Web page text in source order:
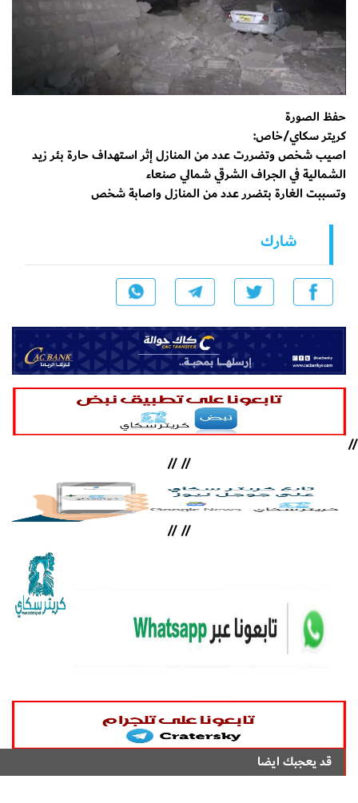
حفظ الصورة
كريتر سكاي/خاص:
اصيب شخص وتضررت عدد من المنازل إثر استهداف حارة بئر زيد
الشمالية في الجراف الشرقي شمالي صنعاء
وتسببت الغارة بتضرر عدد من المنازل واصابة شخص
شارك
//
//
//
//
//
قد يعجبك ايضا